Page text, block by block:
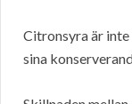
Citronsyra är
sina